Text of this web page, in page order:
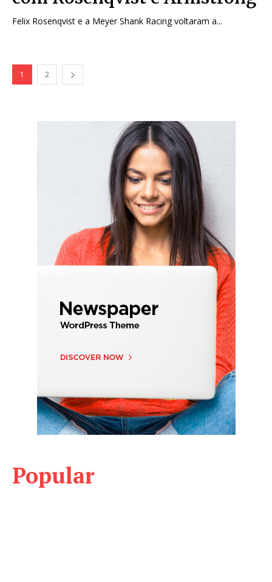
Felix Rosenqvist e a Meyer Shank Racing voltaram a...
1 2
Popular